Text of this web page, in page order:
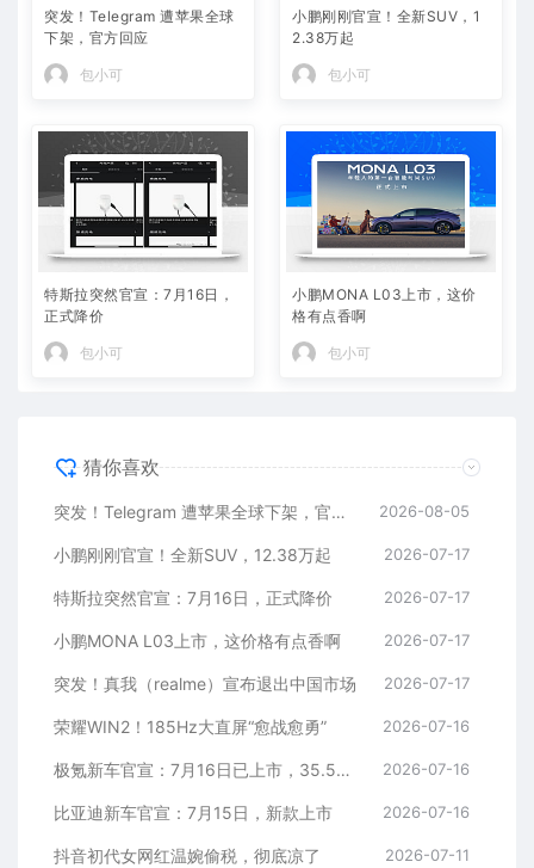
突发！Telegram 遭苹果全球
下架，官方回应
包小可
小鹏刚刚官宣！全新SUV，1
2.38万起
包小可
特斯拉突然官宣：7月16日，
正式降价
包小可
小鹏MONA L03上市，这价
格有点香啊
包小可
猜你喜欢
突发！Telegram 遭苹果全球下架，官方回应 2026-08-05
小鹏刚刚官宣！全新SUV，12.38万起 2026-07-17
特斯拉突然官宣：7月16日，正式降价 2026-07-17
小鹏MONA L03上市，这价格有点香啊 2026-07-17
突发！真我（realme）宣布退出中国市场 2026-07-17
荣耀WIN2！185Hz大直屏“愈战愈勇” 2026-07-16
极氪新车官宣：7月16日已上市，35.5万元起 2026-07-16
比亚迪新车官宣：7月15日，新款上市 2026-07-16
抖音初代女网红温婉偷税，彻底凉了 2026-07-11